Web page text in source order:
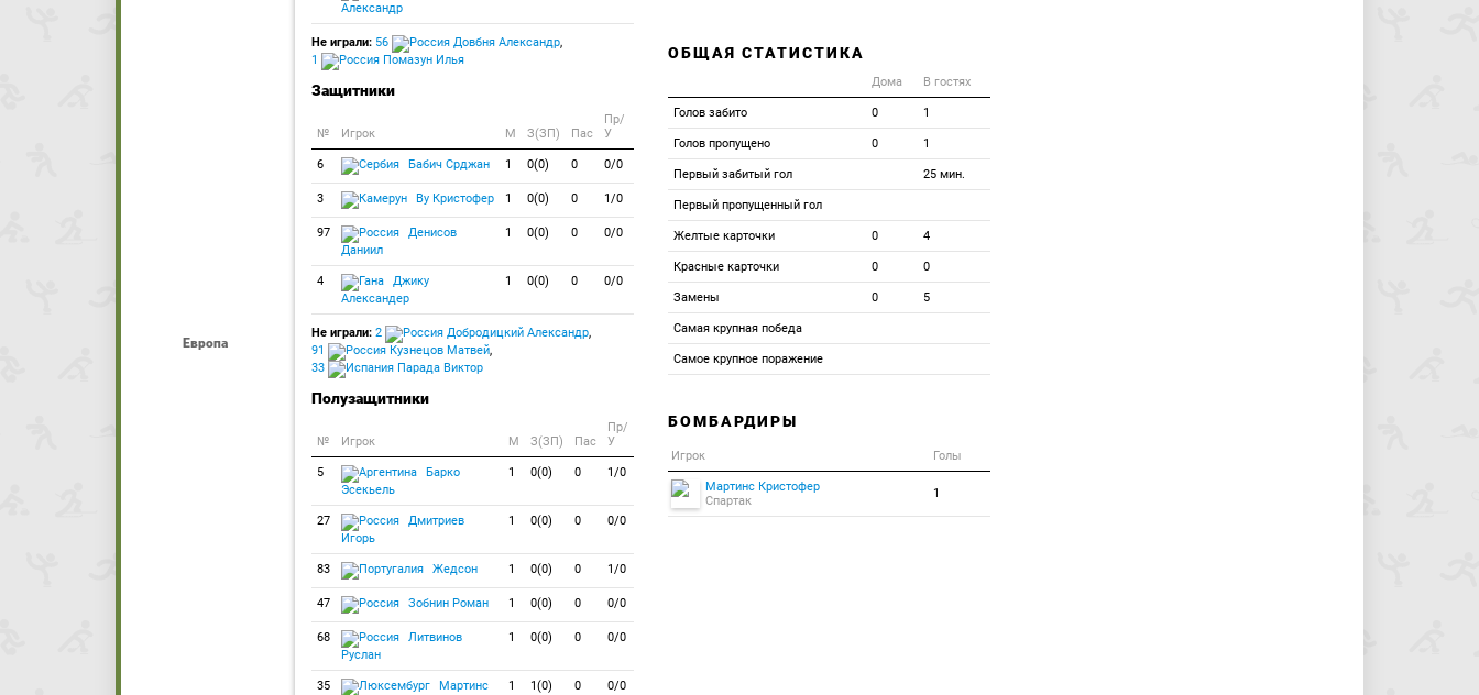
Европа
Александр
Не играли: 56 Довбня Александр,
1
Помазун Илья
Защитники
№ Игрок M З(ЗП) Пас
Пр/
У
6 Бабич Срджан 1 0(0) 0 0/0
3 Ву Кристофер 1 0(0) 0 1/0
97
Денисов
Даниил
1 0(0) 0 0/0
4
Джику
Александер
1 0(0) 0 0/0
Не играли: 2 Добродицкий Александр,
91
Кузнецов Матвей,
33
Парада Виктор
Полузащитники
№ Игрок M З(ЗП) Пас
Пр/
У
5
Барко
Эсекьель
1 0(0) 0 1/0
27
Дмитриев
Игорь
1 0(0) 0 0/0
83 Жедсон 1 0(0) 0 1/0
47 Зобнин Роман 1 0(0) 0 0/0
68
Литвинов
Руслан
1 0(0) 0 0/0
35
Мартинс
1 1(0) 0 0/0
ОБЩАЯ СТАТИСТИКА
Дома В гостях
Голов забито 0 1
Голов пропущено 0 1
Первый забитый гол 25 мин.
Первый пропущенный гол
Желтые карточки 0 4
Красные карточки 0 0
Замены 0 5
Самая крупная победа
Самое крупное поражение
БОМБАРДИРЫ
Игрок Голы
Мартинс Кристофер
Спартак
1